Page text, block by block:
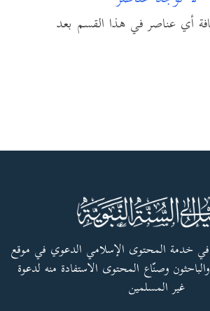
أي عناصر في هذا القسم بعد
في خدمة المحتوى الإسلامي الدعوي في موقع
وصنّاع المحتوى الاستفادة منه لدعوة
غير المسلمين